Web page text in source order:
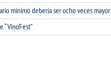
mínimo debería ser ocho veces mayor
“VinoFest”